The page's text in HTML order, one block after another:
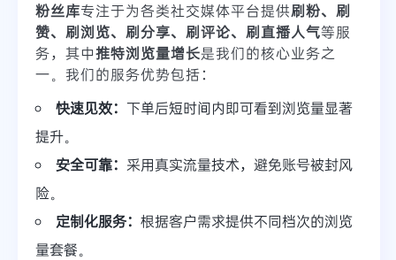
粉丝库专注于为各类社交媒体平台提供刷粉、刷
赞、刷浏览、刷分享、刷评论、刷直播人气等服
务，其中推特浏览量增长是我们的核心业务之
一。我们的服务优势包括：
快速见效： 下单后短时间内即可看到浏览量显著
提升。
安全可靠： 采用真实流量技术，避免账号被封风
险。
定制化服务： 根据客户需求提供不同档次的浏览
量套餐。